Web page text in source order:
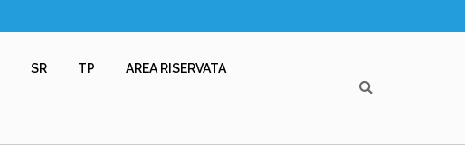
SR TP AREA RISERVATA